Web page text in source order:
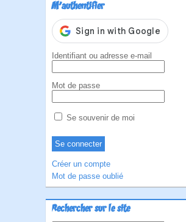
M'authentifier
Identifiant ou adresse e-mail
Mot de passe
Se souvenir de moi
Créer un compte
Mot de passe oublié
Rechercher sur le site